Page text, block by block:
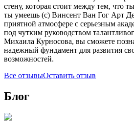
стену, которая стоит между тем, что
ты умеешь (с) Винсент Ван Гог Арт
приятной атмосфере с серьезным
под чутким руководством
Михаила Курносова, вы сможете
надежный фундамент для развития
возможностей.
Все отзывыОставить отзыв
Блог